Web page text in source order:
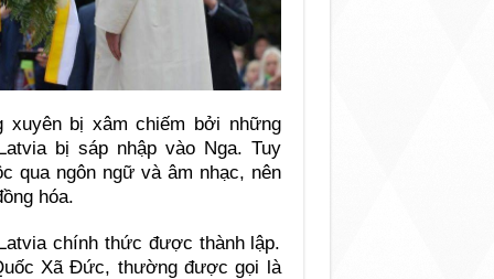
bị xâm chiếm bởi những
bị sáp nhập vào Nga. Tuy
qua ngôn ngữ và âm nhạc, nên
hóa.
chính thức được thành lập.
Xã Đức, thường được gọi là